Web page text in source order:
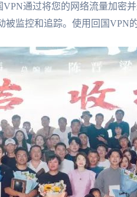
通过将您的网络流量加密
被监控和追踪。使用回国VPN